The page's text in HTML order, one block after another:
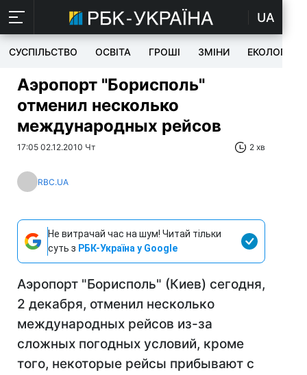
UA
СУСПІЛЬСТВО ОСВІТА ГРОШІ ЗМІНИ ЕКОЛОГІЯ
Аэропорт "Борисполь"
отменил несколько
международных рейсов
17:05 02.12.2010 Чт 2 хв
RBC.UA
Не витрачай час на шум! Читай тільки
суть з РБК-Україна у Google
Аэропорт "Борисполь" (Киев) сегодня,
2 декабря, отменил несколько
международных рейсов из-за
сложных погодных условий, кроме
того, некоторые рейсы прибывают с